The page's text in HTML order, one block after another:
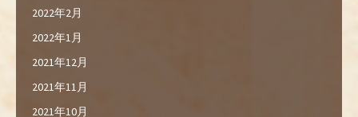
2022年2月
2022年1月
2021年12月
2021年11月
2021年10月